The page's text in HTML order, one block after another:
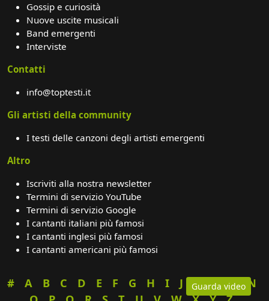
Guarda video
Gossip e curiosità
Nuove uscite musicali
Band emergenti
Interviste
Contatti
info@toptesti.it
Gli artisti della community
I testi delle canzoni degli artisti emergenti
Altro
Iscriviti alla nostra newsletter
Termini di servizio YouTube
Termini di servizio Google
I cantanti italiani più famosi
I cantanti inglesi più famosi
I cantanti americani più famosi
# A B C D E F G H I J K L M
N